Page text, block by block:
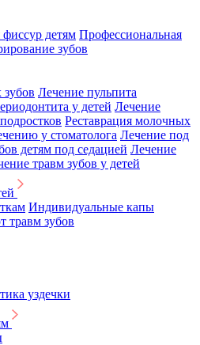
фиссур детям Профессиональная
зубов
Лечение пульпита
у детей Лечение
Реставрация молочных
у стоматолога Лечение под
детям под седацией Лечение
травм зубов у детей
Индивидуальные капы
травм зубов
уздечки